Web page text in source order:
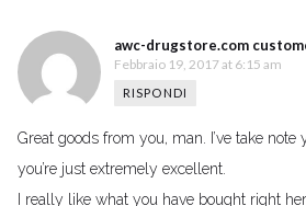
awc-drugstore.com
Febbraio 19, 2017 at 6:15 am
RISPONDI
Great goods from you, man. I’ve take
you’re just extremely excellent.
I really like what you have bought right